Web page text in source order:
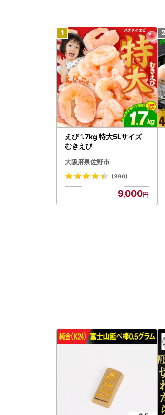
えび 1.7kg 特大5Lサイズ
むきえび
大阪府泉佐野市
(390)
9,000